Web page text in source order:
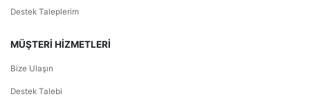
Destek Taleplerim
MÜŞTERİ HİZMETLERİ
Bize Ulaşın
Destek Talebi